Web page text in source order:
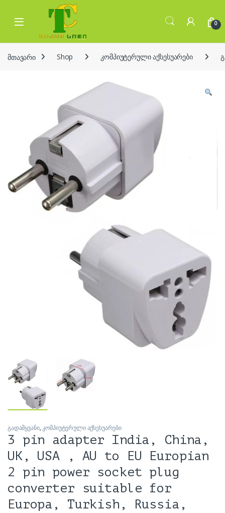
Skip to navigation
Skip to content
Open 0
მთავარი Shop კომპიუტერული აქსესუარები
გადამყვანი,კომპიუტერული აქსესუარები
3 pin adapter India, China,
UK, USA , AU to EU Europian
2 pin power socket plug
converter suitable for
Europa, Turkish, Russia,